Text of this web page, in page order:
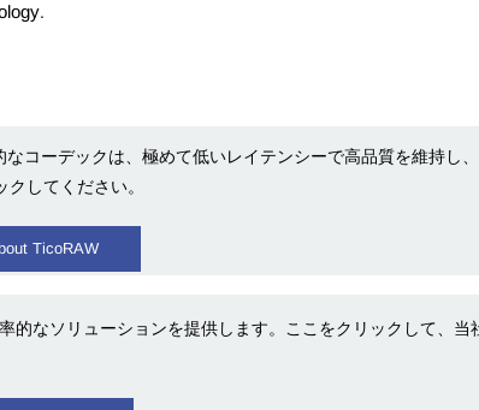
.
コーデックは、極めて低いレイテンシーで高品質を維持し
してください。
TicoRAW
なソリューションを提供します。ここをクリックして、